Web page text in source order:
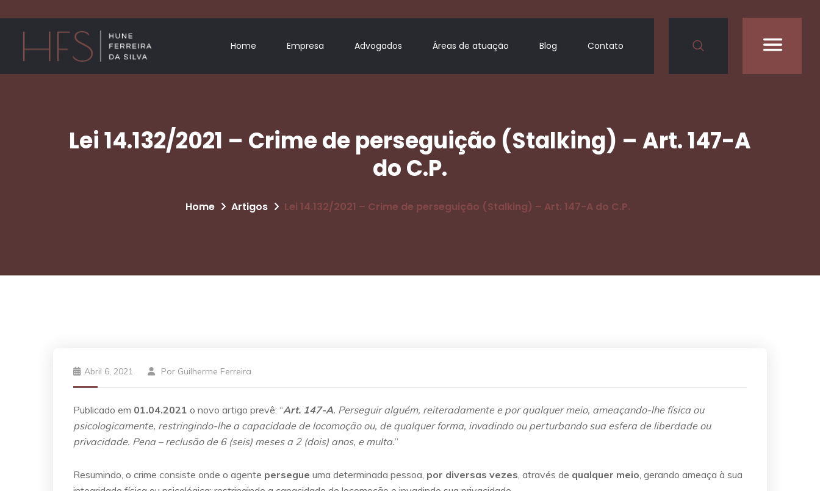
Home Empresa Advogados Áreas de atuação Blog Contato
Lei 14.132/2021 – Crime de perseguição (Stalking) – Art. 147-A
do C.P.
Home Artigos Lei 14.132/2021 – Crime de perseguição (Stalking) – Art. 147-A do C.P.
Abril 6, 2021 Por Guilherme Ferreira
Publicado em 01.04.2021 o novo artigo prevê: “Art. 147-A. Perseguir alguém, reiteradamente e por qualquer meio, ameaçando-lhe física ou
psicologicamente, restringindo-lhe a capacidade de locomoção ou, de qualquer forma, invadindo ou perturbando sua esfera de liberdade ou
privacidade. Pena – reclusão de 6 (seis) meses a 2 (dois) anos, e multa.”
Resumindo, o crime consiste onde o agente persegue uma determinada pessoa, por diversas vezes, através de qualquer meio, gerando ameaça à sua